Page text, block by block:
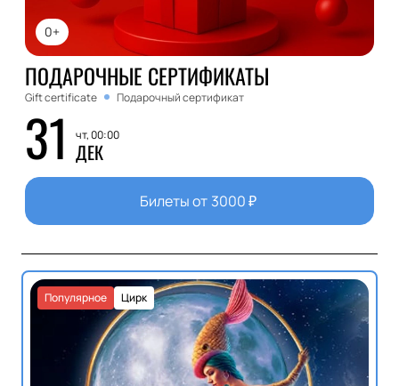
0+
ПОДАРОЧНЫЕ СЕРТИФИКАТЫ
Gift certificate Подарочный сертификат
31 чт, 00:00
ДЕК
Билеты от 3000₽
Цирк
Популярное